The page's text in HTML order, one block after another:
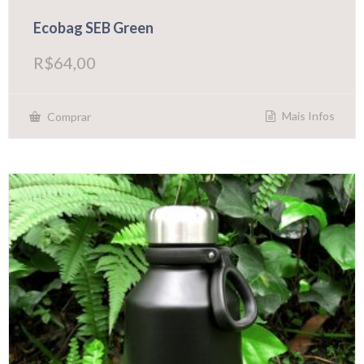
Ecobag SEB Green
R$64,00
Comprar Mais Infos